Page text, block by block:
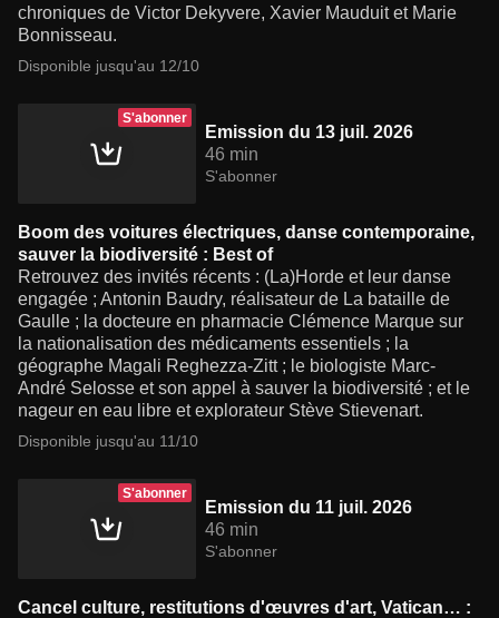
chroniques de Victor Dekyvere, Xavier Mauduit et Marie
Bonnisseau.
Disponible jusqu'au 12/10
S'abonner
Emission du 13 juil. 2026
46 min
S'abonner
Boom des voitures électriques, danse contemporaine,
sauver la biodiversité : Best of
Retrouvez des invités récents : (La)Horde et leur danse
engagée ; Antonin Baudry, réalisateur de La bataille de
Gaulle ; la docteure en pharmacie Clémence Marque sur
la nationalisation des médicaments essentiels ; la
géographe Magali Reghezza-Zitt ; le biologiste Marc-
André Selosse et son appel à sauver la biodiversité ; et le
nageur en eau libre et explorateur Stève Stievenart.
Disponible jusqu'au 11/10
S'abonner
Emission du 11 juil. 2026
46 min
S'abonner
Cancel culture, restitutions d'œuvres d'art, Vatican… :